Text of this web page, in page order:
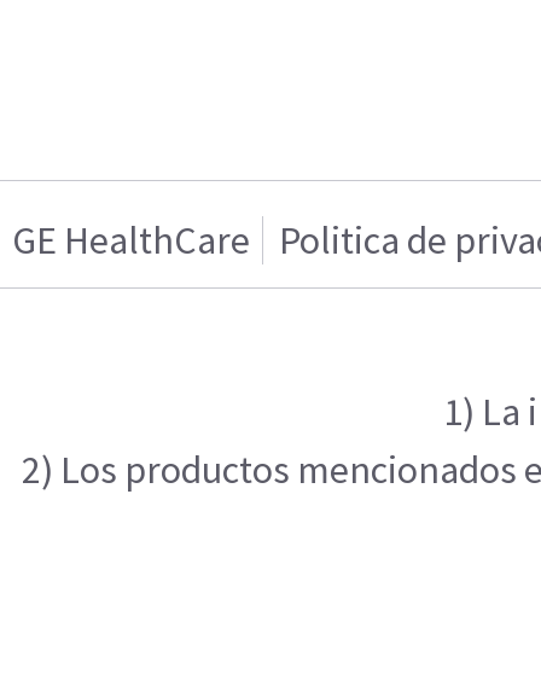
GE HealthCare Politica de
1) La
2) Los productos mencionados